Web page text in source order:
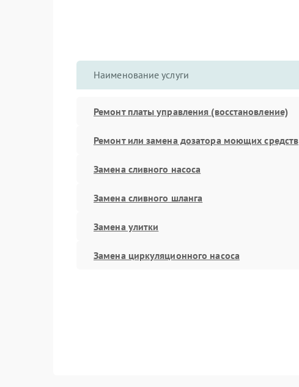
Наименование услуги
Ремонт платы управления (восстановление)
Ремонт или замена дозатора моющих средств
Замена сливного насоса
Замена сливного шланга
Замена улитки
Замена циркуляционного насоса